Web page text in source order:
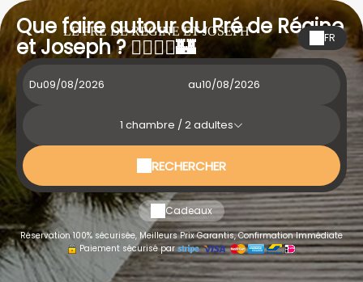
LE PRÉ DE RÉGINE ET JOSEPH FR
Que faire autour du Pré de Régine
et Joseph ? 🚶‍♂️🚴‍♀️🏰
Du au
1 chambre /2adultes
RECHERCHER
Cadeaux
Réservation 100% sécurisée, Meilleurs Prix Garantis, Confirmation Immédiate
Paiement sécurisé par